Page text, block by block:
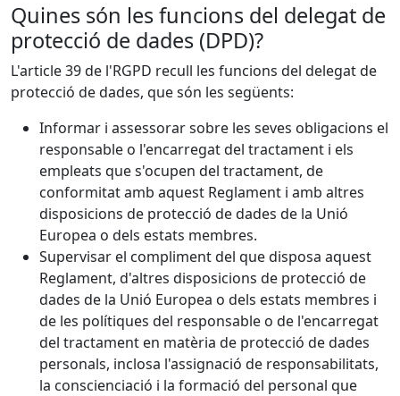
Quines són les funcions del delegat de
protecció de dades (DPD)?
L'article 39 de l'RGPD recull les funcions del delegat de
protecció de dades, que són les següents:
Informar i assessorar sobre les seves obligacions el
responsable o l'encarregat del tractament i els
empleats que s'ocupen del tractament, de
conformitat amb aquest Reglament i amb altres
disposicions de protecció de dades de la Unió
Europea o dels estats membres.
Supervisar el compliment del que disposa aquest
Reglament, d'altres disposicions de protecció de
dades de la Unió Europea o dels estats membres i
de les polítiques del responsable o de l'encarregat
del tractament en matèria de protecció de dades
personals, inclosa l'assignació de responsabilitats,
la conscienciació i la formació del personal que